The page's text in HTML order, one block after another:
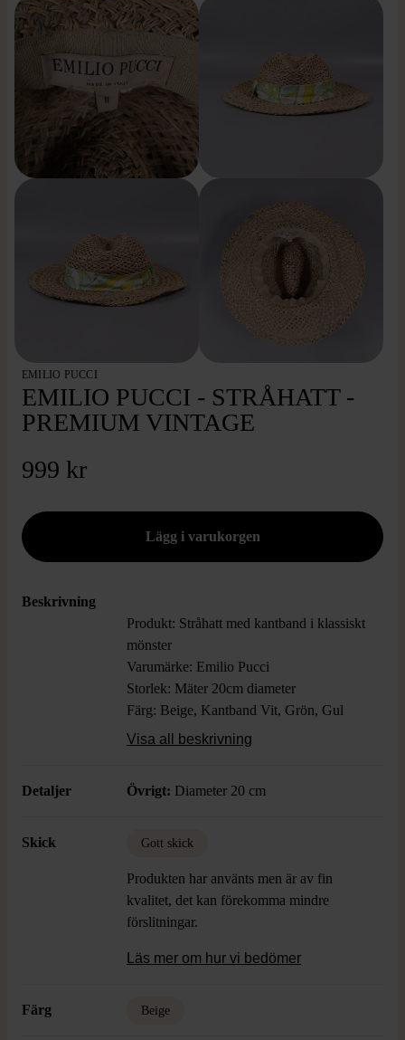
EMILIO PUCCI
EMILIO PUCCI - STRÅHATT -
PREMIUM VINTAGE
999 kr
Beskrivning
Produkt: Stråhatt med kantband i klassiskt
mönster
Varumärke: Emilio Pucci
Storlek: Mäter 20cm diameter
Färg: Beige, Kantband Vit, Grön, Gul
Material: 100% Strå
Visa all beskrivning
Detaljer Övrigt: Diameter 20 cm
Skick Gott skick
Produkten har använts men är av fin
kvalitet, det kan förekomma mindre
förslitningar.
Läs mer om hur vi bedömer
Färg Beige